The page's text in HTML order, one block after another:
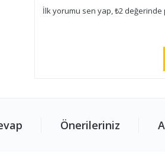
İlk yorumu sen yap, ₺2
Önerileriniz